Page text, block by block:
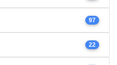
97
22